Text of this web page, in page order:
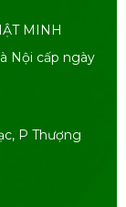
MINH
Nội cấp ngày
P Thượng